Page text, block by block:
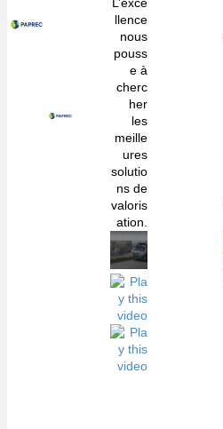
llence
nous
pouss
e à
cherc
her
les
meille
ures
solutio
ns de
valoris
ation.